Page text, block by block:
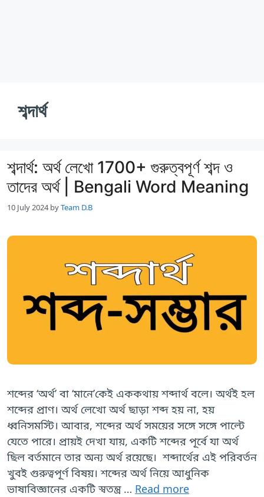
শব্দার্থ
শব্দার্থ: অর্থ লেখো 1700+ গুরুত্বপূর্ণ শব্দ ও
তাদের অর্থ | Bengali Word Meaning
10 July 2024 byTeam D.B
শব্দের ‘অর্থ’ বা ‘মানে’কেই এককথায় শব্দার্থ বলে। অর্থই হল
শব্দের প্রাণ। অর্থ লেখো অর্থ ছাড়া শব্দ হয় না, হয়
ধ্বনিসমস্টি। আবার, শব্দের অর্থ সময়ের সঙ্গে সঙ্গে পাল্টে
যেতে পারে। প্রায়ই দেখা যায়, একটি শব্দের পূর্বে যা অর্থ
ছিল বর্তমানে তার অন্য অর্থ রয়েছে। শব্দার্থের এই পরিবর্তন
খুবই গুরুত্বপূর্ণ বিষয়। শব্দের অর্থ নিয়ে আধুনিক
ভাষাবিজ্ঞানের একটি স্বতন্ত্র … Read more